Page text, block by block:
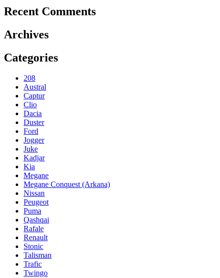
Recent Comments
Archives
Categories
208
Austral
Captur
Clio
Dacia
Duster
Ford
Jogger
Juke
Kadjar
Kia
Megane
Megane Conquest (Arkana)
Nissan
Peugeot
Puma
Qashqai
Rafale
Renault
Stonic
Talisman
Trafic
Twingo